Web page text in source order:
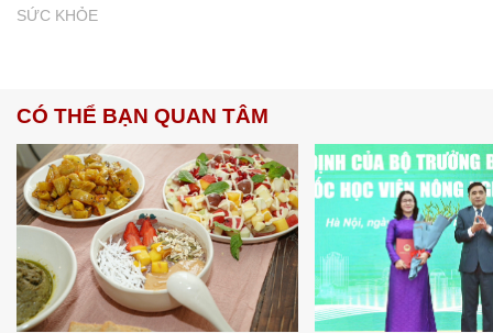
SỨC KHỎE
CÓ THỂ BẠN QUAN TÂM